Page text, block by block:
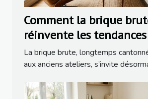
Comment la brique
réinvente les
dans la rénovation
La brique brute, longtemps
aux anciens ateliers, s’invite